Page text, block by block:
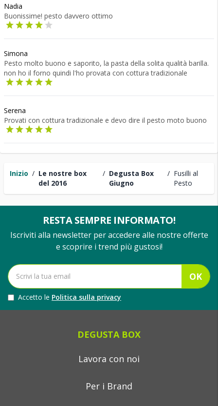
Inizio / Le nostre box
del 2016
/ Degusta Box
Giugno
/ Fusilli al
Pesto
Nadia
Buonissime! pesto davvero ottimo
Simona
Pesto molto buono e saporito, la pasta della solita qualità barilla.
non ho il forno quindi l'ho provata con cottura tradizionale
Serena
Provati con cottura tradizionale e devo dire il pesto moto buono
RESTA SEMPRE INFORMATO!
Iscriviti alla newsletter per accedere alle nostre offerte
e scoprire i trend più gustosi!
OK
Accetto le Politica sulla privacy
DEGUSTA BOX
Lavora con noi
Per i Brand